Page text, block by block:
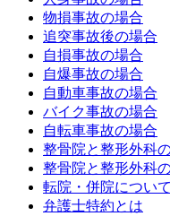
物損事故の場合
追突事故後の場合
自損事故の場合
自爆事故の場合
自動車事故の場合
バイク事故の場合
自転車事故の場合
整骨院と整形外科
整骨院と整形外科
転院・併院について
弁護士特約とは